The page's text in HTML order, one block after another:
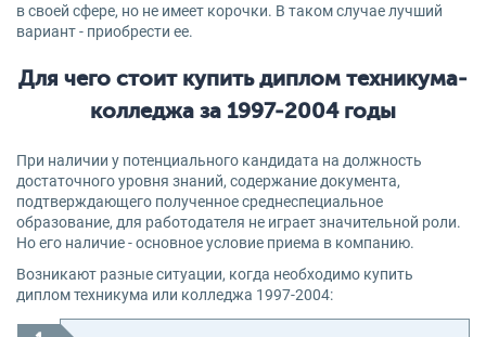
в своей сфере, но не имеет корочки. В таком случае лучший
вариант - приобрести ее.
Для чего стоит купить диплом техникума-
колледжа за 1997-2004 годы
При наличии у потенциального кандидата на должность
достаточного уровня знаний, содержание документа,
подтверждающего полученное среднеспециальное
образование, для работодателя не играет значительной роли.
Но его наличие - основное условие приема в компанию.
Возникают разные ситуации, когда необходимо купить
диплом техникума или колледжа 1997-2004: